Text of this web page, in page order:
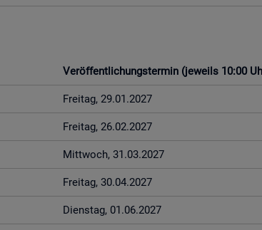
Ver­öf­fent­li­chungs­ter­min (je­weils 10:00
Frei­tag, 29.01.2027
Frei­tag, 26.02.2027
Mitt­woch, 31.03.2027
Frei­tag, 30.04.2027
Diens­tag, 01.06.2027